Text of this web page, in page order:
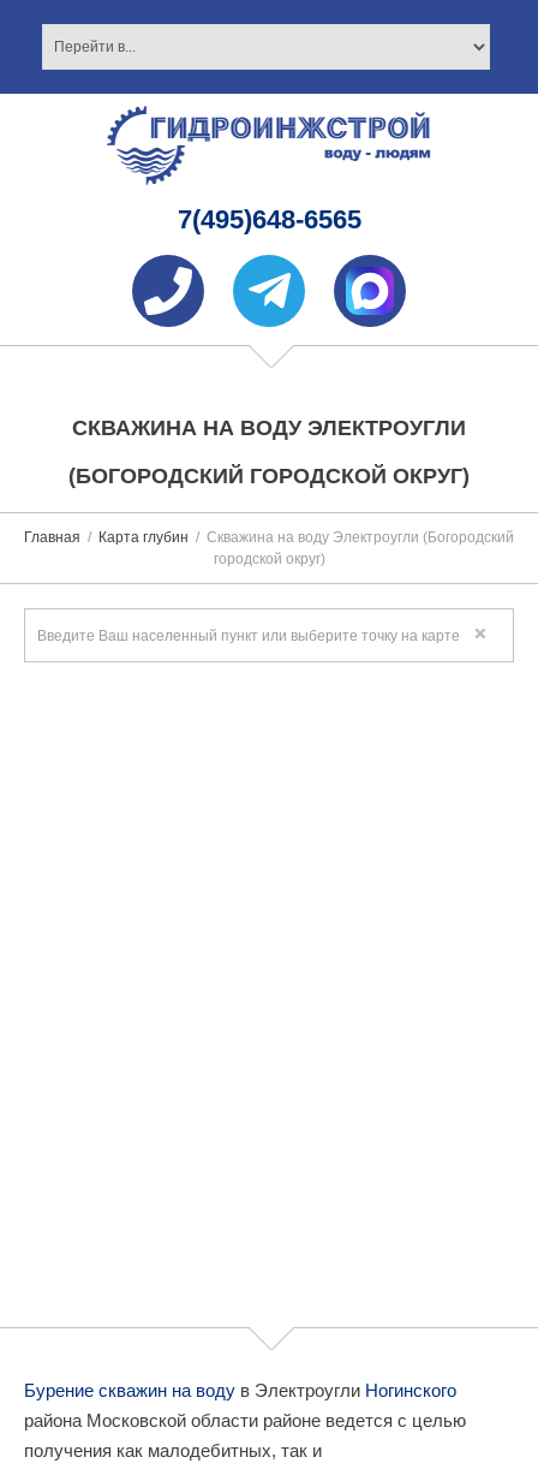
7(495)648-6565
СКВАЖИНА НА ВОДУ ЭЛЕКТРОУГЛИ
(БОГОРОДСКИЙ ГОРОДСКОЙ ОКРУГ)
Главная Карта глубин
Скважина на воду Электроугли (Богородский
городской округ)
Бурение скважин на воду в Электроугли Ногинского
района Московской области районе ведется с целью
получения как малодебитных, так и